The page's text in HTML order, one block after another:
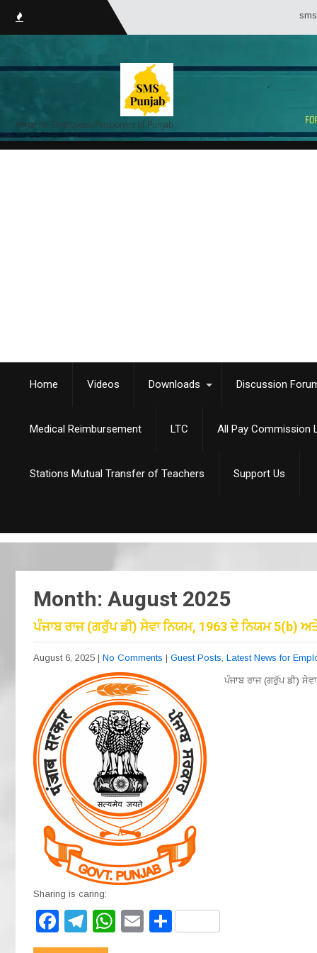
Portal for Employees/Pensioners of Punjab
Home Videos Downloads Discussion
Medical Reimbursement LTC All Pay Commission
Stations Mutual Transfer of Teachers Support Us
Month: August 2025
ਪੰਜਾਬ ਰਾਜ (ਗਰੁੱਪ ਡੀ) ਸੇਵਾ ਨਿਯਮ, 1963 ਦੇ ਨਿਯਮ 5(b)
August 6, 2025 | No Comments | Guest Posts, Latest News for
ਪੰਜਾਬ ਰਾਜ (ਗਰੁੱਪ ਡੀ)
Sharing is caring:
F
a
T
el
W
E S